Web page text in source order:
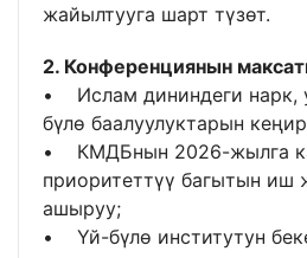
жайылтууга шарт түзөт.
2. Конференциянын
• Ислам дининдеги нарк,
бүлө баалуулуктарын
• КМДБнын 2026-жылга
приоритеттүү багытын иш
ашыруу;
• Үй-бүлө институтун